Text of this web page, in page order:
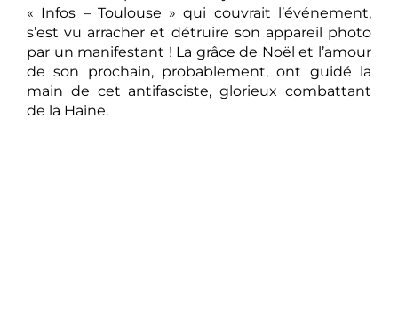
« Infos – Toulouse » qui couvrait l’événement,
s’est vu arracher et détruire son appareil photo
par un manifestant ! La grâce de Noël et l’amour
de son prochain, probablement, ont guidé la
main de cet antifasciste, glorieux combattant
de la Haine.